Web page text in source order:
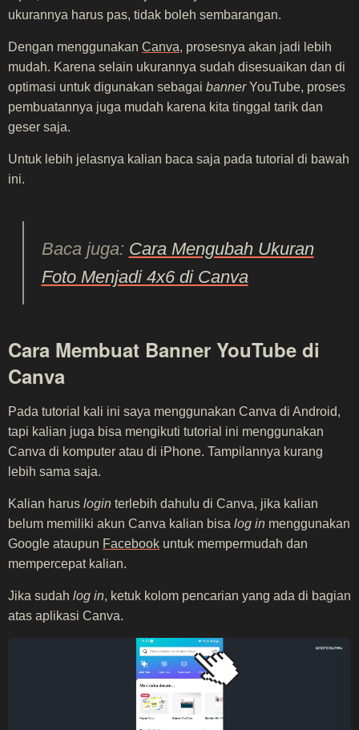
ukurannya harus pas, tidak boleh sembarangan.
Dengan menggunakan Canva, prosesnya akan jadi lebih
mudah. Karena selain ukurannya sudah disesuaikan dan di
optimasi untuk digunakan sebagai bannerYouTube, proses
pembuatannya juga mudah karena kita tinggal tarik dan
geser saja.
Untuk lebih jelasnya kalian baca saja pada tutorial di bawah
ini.
Baca juga: Cara Mengubah Ukuran
Foto Menjadi 4x6 di Canva
Cara Membuat Banner YouTube di
Canva
Pada tutorial kali ini saya menggunakan Canva di Android,
tapi kalian juga bisa mengikuti tutorial ini menggunakan
Canva di komputer atau di iPhone. Tampilannya kurang
lebih sama saja.
Kalian harus login terlebih dahulu di Canva, jika kalian
belum memiliki akun Canva kalian bisa log in menggunakan
Google ataupun Facebook untuk mempermudah dan
mempercepat kalian.
Jika sudah log in, ketuk kolom pencarian yang ada di bagian
atas aplikasi Canva.